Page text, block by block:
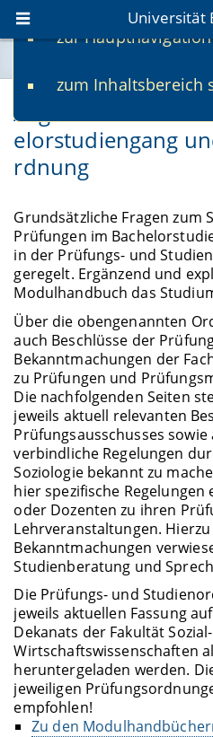
zur
zum Inhaltsbereich
Universität
www.uni-
univis.uni-
Allgemeine
elorstudiengang
rdnung
Grundsätzliche Fragen zum
Prüfungen im
in der Prüfungs- und
geregelt. Ergänzend und
Modulhandbuch das
Über die obengenannten
auch Beschlüsse der
Bekanntmachungen der
zu Prüfungen und
Die nachfolgenden Seiten
jeweils aktuell relevanten
Prüfungsausschusses
verbindliche Regelungen
Soziologie bekannt zu
hier spezifische
oder Dozenten zu ihren
Lehrveranstaltungen.
Bekanntmachungen
Studienberatung und
Die Prüfungs- und
jeweils aktuellen Fassung
Dekanats der Fakultät
Wirtschaftswissenschaften
heruntergeladen werden.
jeweiligen
empfohlen!
Zu den